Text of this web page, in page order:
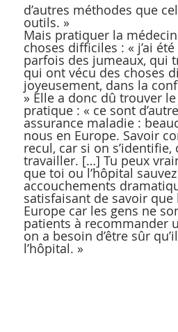
d’autres méthodes que
outils. »
Mais pratiquer la
choses difficiles : « j’ai
parfois des jumeaux, qui
qui ont vécu des choses
joyeusement, dans la
» Elle a donc dû trouver
pratique : « ce sont
assurance maladie :
nous en Europe. Savoir
recul, car si on
travailler. […] Tu peux
que toi ou l’hôpital
accouchements
satisfaisant de savoir que
Europe car les gens ne
patients à recommander
on a besoin d’être sûr
l’hôpital. »